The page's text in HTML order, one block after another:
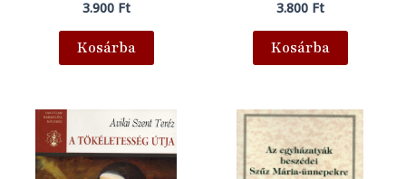
3.900 Ft
Kosárba
3.800 Ft
Kosárba